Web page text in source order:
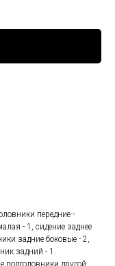
передние -
- 1, сидение заднее
задние боковые - 2,
задний - 1.
подголовники другой